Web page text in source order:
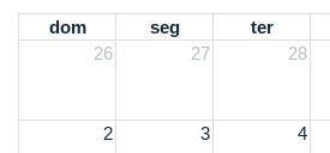
dom seg ter
26
27 28
2 3 4